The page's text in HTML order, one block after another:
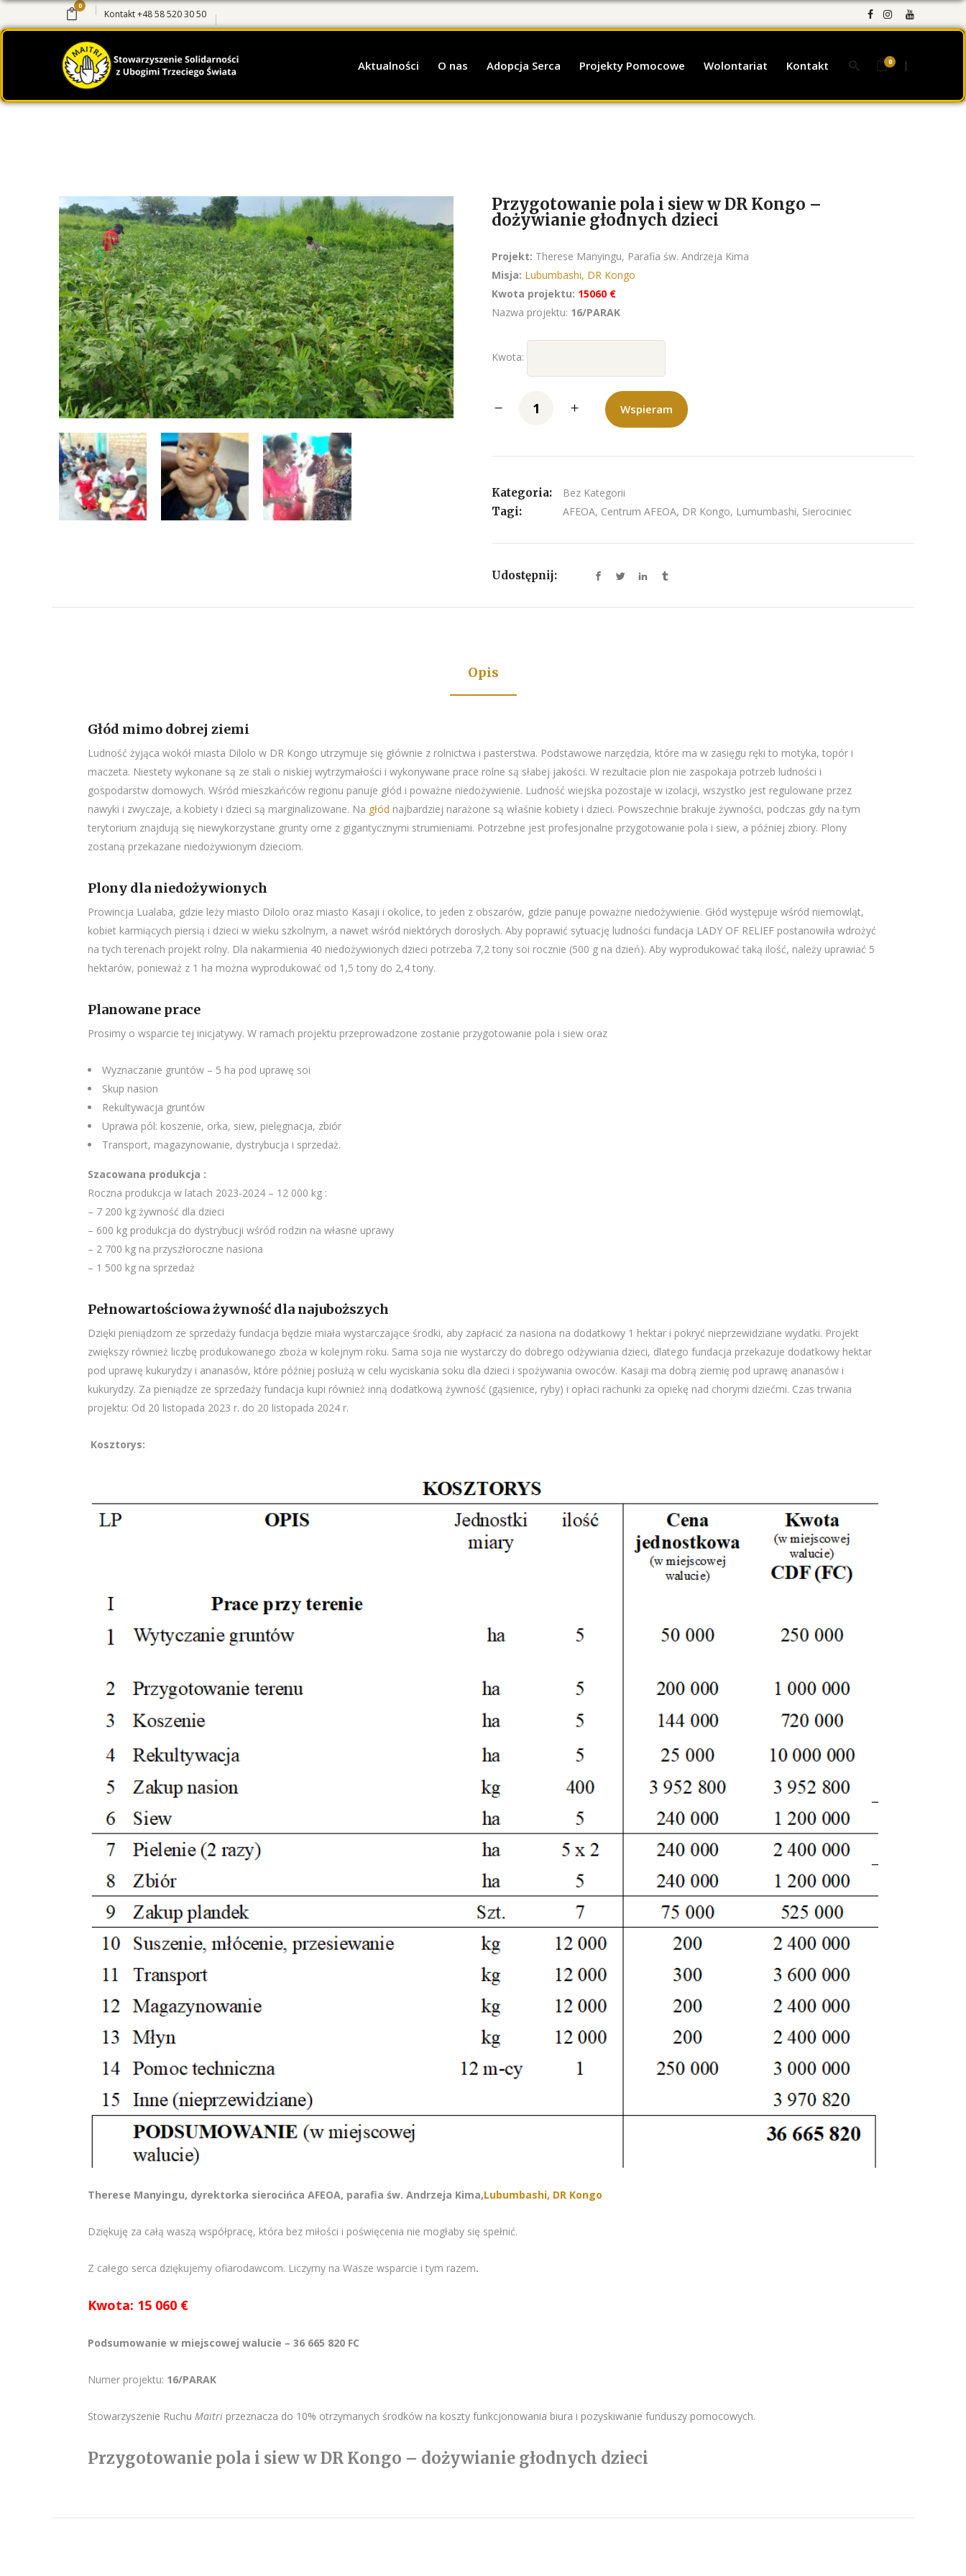
Kontakt+48 58 520 30 50
0
Aktualności O nas Adopcja Serca Projekty Pomocowe Wolontariat Kontakt 0
Przygotowanie pola i siew w DR Kongo –
dożywianie głodnych dzieci
Projekt: Therese Manyingu, Parafia św. Andrzeja Kima
Misja: Lubumbashi, DR Kongo
Kwota projektu: 15060 €
Nazwa projektu: 16/PARAK
Kwota:
Wspieram
Kategoria:
Bez Kategorii
Tagi:
AFEOA, Centrum AFEOA, DR Kongo, Lumumbashi, Sierociniec
Udostępnij:
Opis
Głód mimo dobrej ziemi
Ludność żyjąca wokół miasta Dilolo w DR Kongo utrzymuje się głównie z rolnictwa i pasterstwa. Podstawowe narzędzia, które ma w zasięgu ręki to motyka, topór i
maczeta. Niestety wykonane są ze stali o niskiej wytrzymałości i wykonywane prace rolne są słabej jakości. W rezultacie plon nie zaspokaja potrzeb ludności i
gospodarstw domowych. Wśród mieszkańców regionu panuje głód i poważne niedożywienie. Ludność wiejska pozostaje w izolacji, wszystko jest regulowane przez
nawyki i zwyczaje, a kobiety i dzieci są marginalizowane. Na głód najbardziej narażone są właśnie kobiety i dzieci. Powszechnie brakuje żywności, podczas gdy na tym
terytorium znajdują się niewykorzystane grunty orne z gigantycznymi strumieniami. Potrzebne jest profesjonalne przygotowanie pola i siew, a później zbiory. Plony
zostaną przekazane niedożywionym dzieciom.
Plony dla niedożywionych
Prowincja Lualaba, gdzie leży miasto Dilolo oraz miasto Kasaji i okolice, to jeden z obszarów, gdzie panuje poważne niedożywienie. Głód występuje wśród niemowląt,
kobiet karmiących piersią i dzieci w wieku szkolnym, a nawet wśród niektórych dorosłych. Aby poprawić sytuację ludności fundacja LADY OF RELIEF postanowiła wdrożyć
na tych terenach projekt rolny. Dla nakarmienia 40 niedożywionych dzieci potrzeba 7,2 tony soi rocznie (500 g na dzień). Aby wyprodukować taką ilość, należy uprawiać 5
hektarów, ponieważ z 1 ha można wyprodukować od 1,5 tony do 2,4 tony.
Planowane prace
Prosimy o wsparcie tej inicjatywy. W ramach projektu przeprowadzone zostanie przygotowanie pola i siew oraz
Wyznaczanie gruntów – 5 ha pod uprawę soi
Skup nasion
Rekultywacja gruntów
Uprawa pól: koszenie, orka, siew, pielęgnacja, zbiór
Transport, magazynowanie, dystrybucja i sprzedaż.
Szacowana produkcja :
Roczna produkcja w latach 2023-2024 – 12 000 kg :
– 7 200 kg żywność dla dzieci
– 600 kg produkcja do dystrybucji wśród rodzin na własne uprawy
– 2 700 kg na przyszłoroczne nasiona
– 1 500 kg na sprzedaż
Pełnowartościowa żywność dla najuboższych
Dzięki pieniądzom ze sprzedaży fundacja będzie miała wystarczające środki, aby zapłacić za nasiona na dodatkowy 1 hektar i pokryć nieprzewidziane wydatki. Projekt
zwiększy również liczbę produkowanego zboża w kolejnym roku. Sama soja nie wystarczy do dobrego odżywiania dzieci, dlatego fundacja przekazuje dodatkowy hektar
pod uprawę kukurydzy i ananasów, które później posłużą w celu wyciskania soku dla dzieci i spożywania owoców. Kasaji ma dobrą ziemię pod uprawę ananasów i
kukurydzy. Za pieniądze ze sprzedaży fundacja kupi również inną dodatkową żywność (gąsienice, ryby) i opłaci rachunki za opiekę nad chorymi dziećmi. Czas trwania
projektu: Od 20 listopada 2023 r. do 20 listopada 2024 r.
Kosztorys:
Therese Manyingu, dyrektorka sierocińca AFEOA, parafia św. Andrzeja Kima,Lubumbashi, DR Kongo
Dziękuję za całą waszą współpracę, która bez miłości i poświęcenia nie mogłaby się spełnić.
Z całego serca dziękujemy ofiarodawcom. Liczymy na Wasze wsparcie i tym razem.
Kwota: 15 060 €
Podsumowanie w miejscowej walucie – 36 665 820 FC
Numer projektu: 16/PARAK
Stowarzyszenie Ruchu Maitri przeznacza do 10% otrzymanych środków na koszty funkcjonowania biura i pozyskiwanie funduszy pomocowych.
Przygotowanie pola i siew w DR Kongo – dożywianie głodnych dzieci